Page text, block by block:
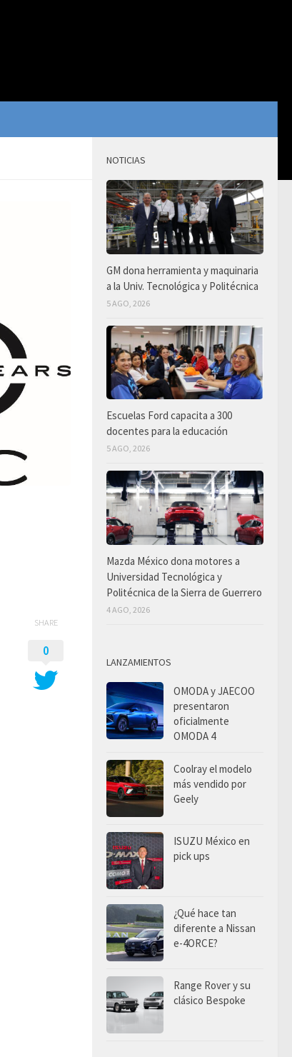
SHARE
0
NOTICIAS
GM dona herramienta y maquinaria
a la Univ. Tecnológica y Politécnica
5 AGO, 2026
Escuelas Ford capacita a 300
docentes para la educación
5 AGO, 2026
Mazda México dona motores a
Universidad Tecnológica y
Politécnica de la Sierra de Guerrero
4 AGO, 2026
LANZAMIENTOS
OMODA y JAECOO
presentaron
oficialmente
OMODA 4
Coolray el modelo
más vendido por
Geely
ISUZU México en
pick ups
¿Qué hace tan
diferente a Nissan
e-4ORCE?
Range Rover y su
clásico Bespoke